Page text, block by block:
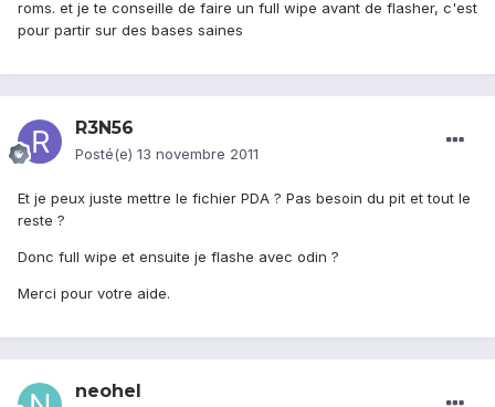
roms. et je te conseille de faire un full wipe avant de flasher, c'est
pour partir sur des bases saines
R3N56
Posté(e) 13 novembre 2011
Et je peux juste mettre le fichier PDA ? Pas besoin du pit et tout le
reste ?
Donc full wipe et ensuite je flashe avec odin ?
Merci pour votre aide.
neohel